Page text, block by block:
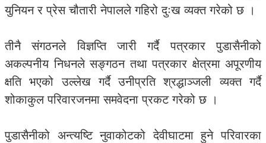
युनियन र प्रेस चौतारी नेपालले गहिरो दुःख व्यक्त गरेको छ ।
तीनै संगठनले विज्ञप्ति जारी गर्दै पत्रकार पुडासैनीको
अकल्पनीय निधनले सङ्गठन तथा पत्रकार क्षेत्रमा अपूरणीय
क्षति भएको उल्लेख गर्दै उनीप्रति श्रद्धाञ्जली व्यक्त गर्दै
शोकाकुल परिवारजनमा समवेदना प्रकट गरेको छ ।
पुडासैनीको अन्त्यष्टि नुवाकोटको देवीघाटमा हुने परिवारका